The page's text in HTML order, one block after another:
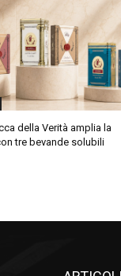
della Verità amplia la
tre bevande solubili